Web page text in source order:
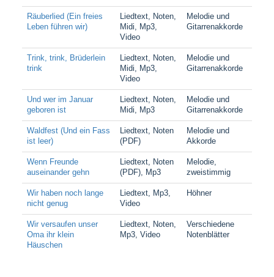
Räuberlied (Ein freies
Leben führen wir)
Liedtext, Noten,
Midi, Mp3,
Video
Melodie und
Gitarrenakkorde
Trink, trink, Brüderlein
trink
Liedtext, Noten,
Midi, Mp3,
Video
Melodie und
Gitarrenakkorde
Und wer im Januar
geboren ist
Liedtext, Noten,
Midi, Mp3
Melodie und
Gitarrenakkorde
Waldfest (Und ein Fass
ist leer)
Liedtext, Noten
(PDF)
Melodie und
Akkorde
Wenn Freunde
auseinander gehn
Liedtext, Noten
(PDF), Mp3
Melodie,
zweistimmig
Wir haben noch lange
nicht genug
Liedtext, Mp3,
Video
Höhner
Wir versaufen unser
Oma ihr klein
Häuschen
Liedtext, Noten,
Mp3, Video
Verschiedene
Notenblätter